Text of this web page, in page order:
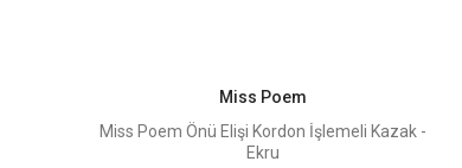
Miss Poem
Miss Poem Önü Elişi Kordon İşlemeli Kazak -
Ekru